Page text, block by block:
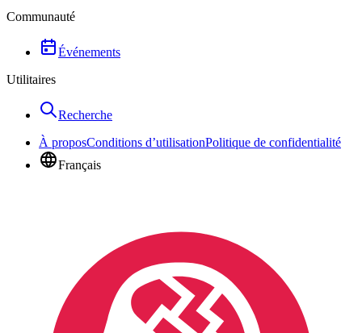
Communauté
Événements
Utilitaires
Recherche
À proposConditions d’utilisationPolitique de confidentialité
Français